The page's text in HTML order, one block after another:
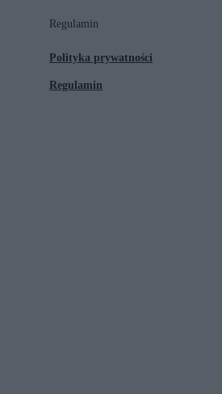
Regulamin
Polityka prywatności
Regulamin